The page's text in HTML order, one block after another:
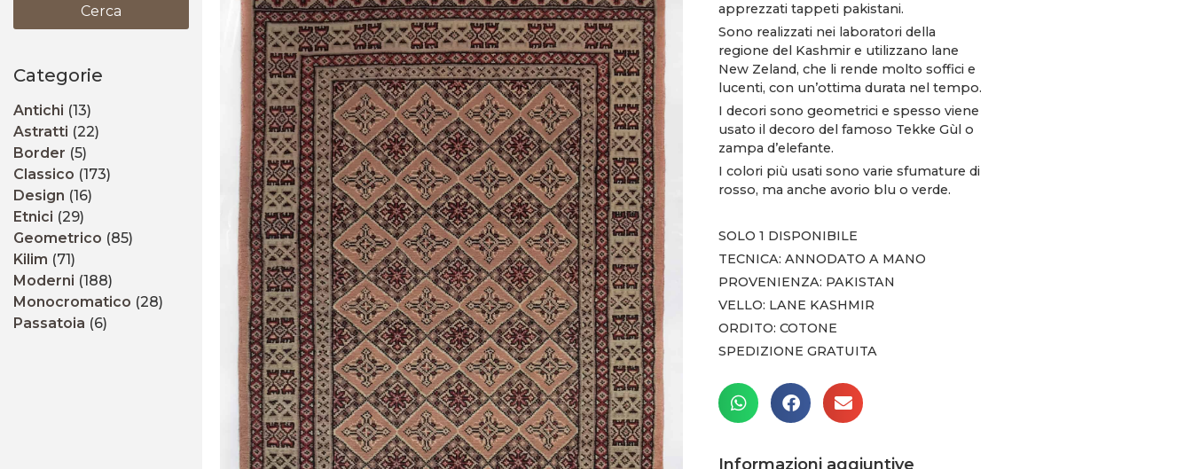
Cerca
Categorie
Antichi (13)
Astratti (22)
Border (5)
Classico (173)
Design (16)
Etnici (29)
Geometrico (85)
Kilim (71)
Moderni (188)
Monocromatico (28)
Passatoia (6)
apprezzati tappeti pakistani.
Sono realizzati nei laboratori della
regione del Kashmir e utilizzano lane
New Zeland, che li rende molto soffici e
lucenti, con un’ottima durata nel tempo.
I decori sono geometrici e spesso viene
usato il decoro del famoso Tekke Gùl o
zampa d’elefante.
I colori più usati sono varie sfumature di
rosso, ma anche avorio blu o verde.
SOLO 1 DISPONIBILE
TECNICA: ANNODATO A MANO
PROVENIENZA: PAKISTAN
VELLO: LANE KASHMIR
ORDITO: COTONE
SPEDIZIONE GRATUITA
Informazioni aggiuntive